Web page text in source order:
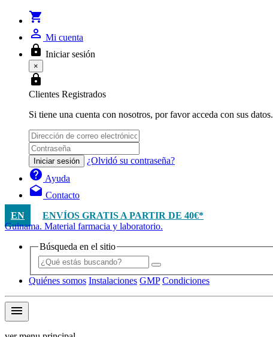
shopping_cart
person_outline Mi cuenta
lock Iniciar sesión
×
lock
Clientes Registrados
Si tiene una cuenta con nosotros, por favor acceda con sus datos.
Iniciar sesión ¿Olvidó su contraseña?
help Ayuda
drafts Contacto
EN
ENVÍOS GRATIS A PARTIR DE 40€*
Guinama. Material farmacia y laboratorio.
Búsqueda en el sitio
Quiénes somos Instalaciones GMP Condiciones
menu